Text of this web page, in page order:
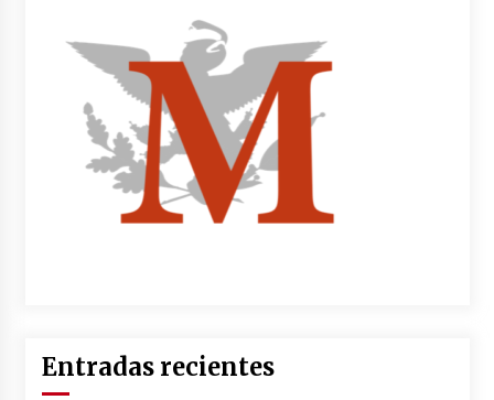
Entradas recientes